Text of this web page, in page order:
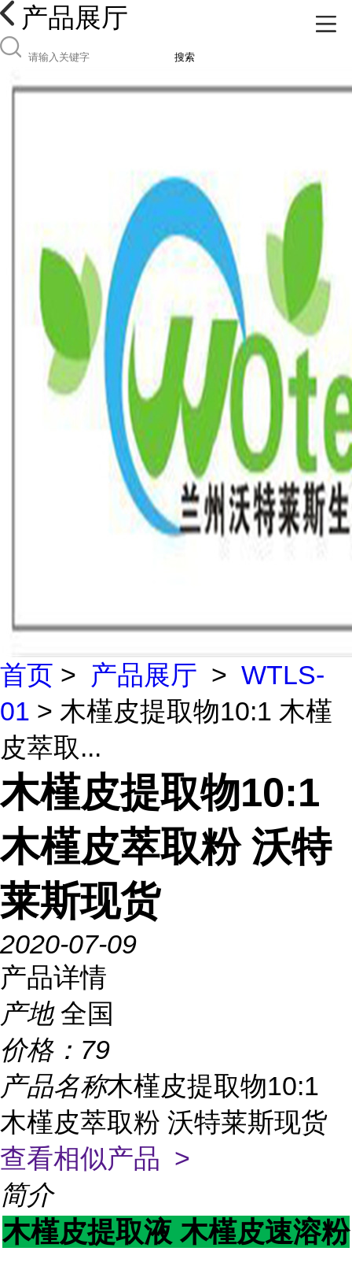
产品展厅
搜索
首页 > 产品展厅 > WTLS-
01 > 木槿皮提取物10:1 木槿
皮萃取...
木槿皮提取物10:1
木槿皮萃取粉 沃特
莱斯现货
2020-07-09
产品详情
产地 全国
价格： 79
产品名称木槿皮提取物10:1
木槿皮萃取粉 沃特莱斯现货
查看相似产品 >
简介
木槿皮提取液 木槿皮速溶粉